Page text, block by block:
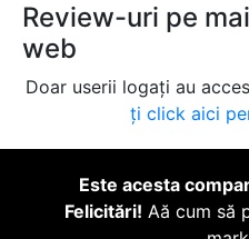
Review-uri pe
web
Doar userii logați au
ți click aici
Este acesta
Felicitări! Aă cum să